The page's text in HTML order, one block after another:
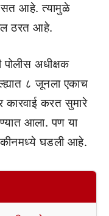
आहे. त्यामुळे
ठरत आहे.
पोलीस अधीक्षक
८ जूनला एकाच
कारवाई करत सुमारे
आला. पण या
घडली आहे.